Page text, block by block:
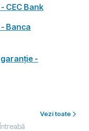
CEC Bank
Banca
-
Vezi toate